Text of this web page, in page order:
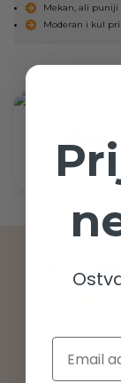
Mekan, ali puniji
Moderan i kul
4390,00
Sigurno
Zamena
Email